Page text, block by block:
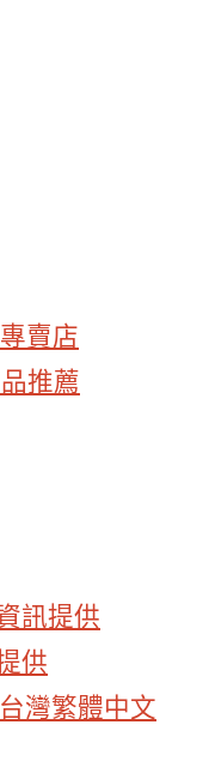
賣店
推薦
訊提供
供
灣繁體中文